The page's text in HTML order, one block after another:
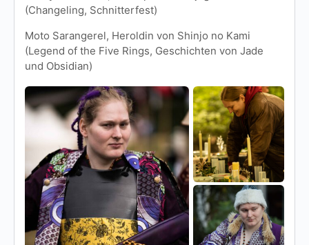
(Changeling, Schnitterfest)
Moto Sarangerel, Heroldin von Shinjo no Kami
(Legend of the Five Rings, Geschichten von Jade
und Obsidian)